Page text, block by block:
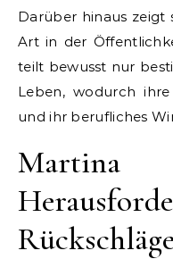
Darüber hinaus zeigt
Art in der
teilt bewusst nur
Leben, wodurch
und ihr berufliches
Rückschläge